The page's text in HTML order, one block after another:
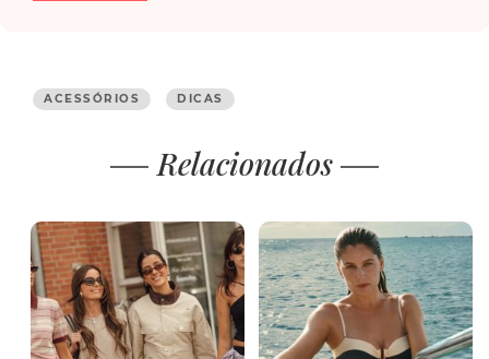
ACESSÓRIOS DICAS
Relacionados